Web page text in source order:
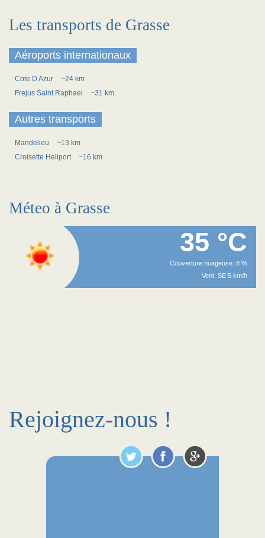
Les transports de Grasse
Aéroports internationaux
Cote D Azur
~24 km
Frejus Saint Raphael
~31 km
Autres transports
Mandelieu
~13 km
Croisette Heliport
~16 km
Méteo à Grasse
35 °C
Couverture nuageuse: 8 %
Vent: SE 5 km/h
Rejoignez-nous !